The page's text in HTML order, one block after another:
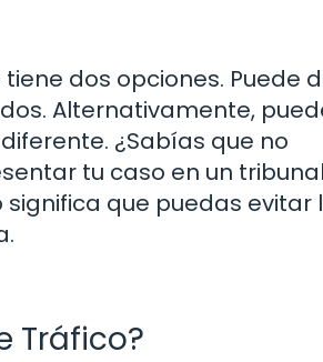
dos opciones. Puede
Alternativamente,
¿Sabías que no
tu caso en un
que puedas evitar
Tráfico?